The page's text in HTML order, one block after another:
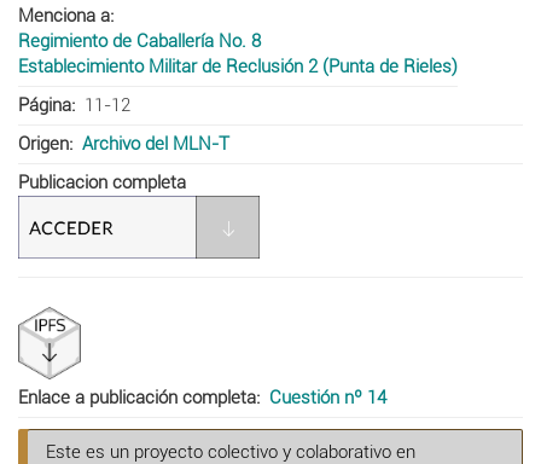
Menciona a
Regimiento de Caballería No. 8
Establecimiento Militar de Reclusión 2 (Punta de Rieles)
Página
11-12
Origen
Archivo del MLN-T
Publicacion completa
Enlace a publicación completa Cuestión nº 14
Este es un proyecto colectivo y colaborativo en